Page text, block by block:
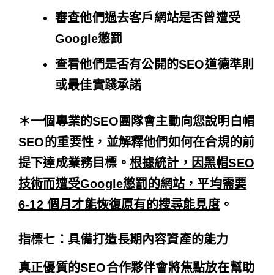
審查他們過去客戶網站是否曾遭受
Google懲罰
查看他們是否有公開的SEO道德準則
或最佳實踐承諾
＊一個專業的SEO團隊會主動向您說明白帽
SEO的重要性，並解釋他們如何在合規的前
提下達成業務目標。 根據統計，因黑帽SEO
技術而遭受Google懲罰的網站，平均需要
6-12 個月才能恢復原有的搜尋能見度。
指標七：具備打造長期內容資產的能力
真正優質的SEO合作夥伴會將焦點放在幫助